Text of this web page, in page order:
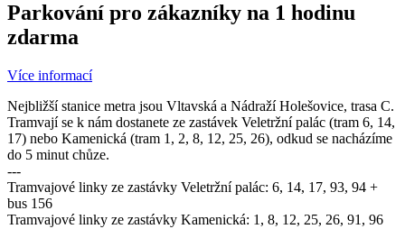
Parkování pro zákazníky na 1 hodinu
zdarma
Více informací
Nejbližší stanice metra jsou Vltavská a Nádraží Holešovice, trasa C.
Tramvají se k nám dostanete ze zastávek Veletržní palác (tram 6, 14,
17) nebo Kamenická (tram 1, 2, 8, 12, 25, 26), odkud se nacházíme
do 5 minut chůze.
---
Tramvajové linky ze zastávky Veletržní palác: 6, 14, 17, 93, 94 +
bus 156
Tramvajové linky ze zastávky Kamenická: 1, 8, 12, 25, 26, 91, 96